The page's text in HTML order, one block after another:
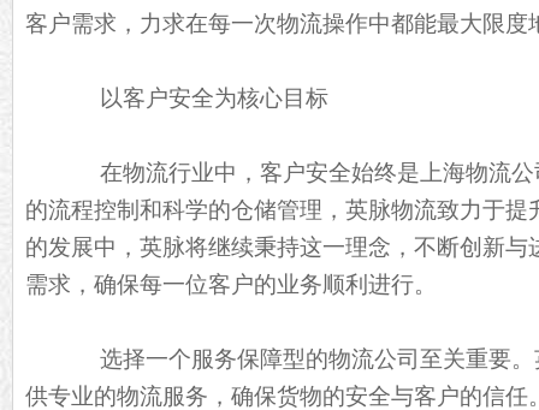
客户需求，力求在每一次物流操作中都能最大限度
以客户安全为核心目标
在物流行业中，客户安全始终是上海物流公
的流程控制和科学的仓储管理，英脉物流致力于
的发展中，英脉将继续秉持这一理念，不断创新
需求，确保每一位客户的业务顺利进行。
选择一个服务保障型的物流公司至关重要。
供专业的物流服务，确保货物的安全与客户的信任